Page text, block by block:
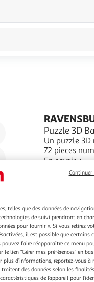
Agrandir
l'illustration
à
Partager
Puzzle 3D
Un puzzle
72 pieces
une fois
En savoir +
Vendu par
Vendu par
telles que des données de
de suivi prendront en
pour fournir ». Si vous retirez
il est possible que certains
faire réapparaître ce menu
lien "Gérer mes préférences" en bas
plus d’informations, reportez-vous à
des données selon les
de l’appareil pour